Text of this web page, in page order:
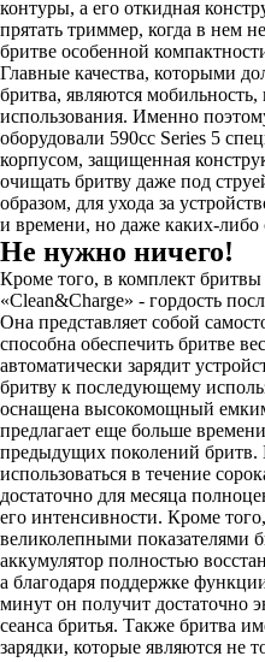
контуры, а его откидная
прятать триммер, когда в нем
бритве особенной
Главные качества, которыми
бритва, являются
использования. Именно
оборудовали 590cc Series 5
корпусом, защищенная
очищать бритву даже под
образом, для ухода за
и времени, но даже каких-
Не нужно ничего!
Кроме того, в комплект бритвы
«Clean&Charge» - гордость
Она представляет собой
способна обеспечить бритве
автоматически зарядит
бритву к последующему
оснащена высокомощный
предлагает еще больше
предыдущих поколений бритв.
использоваться в течение
достаточно для месяца
его интенсивности. Кроме
великолепными показателями
аккумулятор полностью
а благодаря поддержке
минут он получит достаточно
сеанса бритья. Также бритва
зарядки, которые являются не